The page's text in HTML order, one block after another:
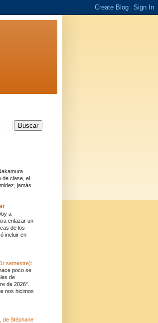
de clase, el
jamás
a
enlazar un
de los
incluir en
semestre):
poco se
de
de 2026*.
nos hicimos
de Stéphane